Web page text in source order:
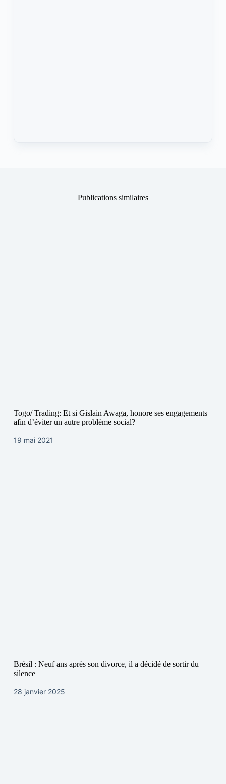
Publications similaires
Togo/ Trading: Et si Gislain Awaga, honore ses engagements
afin d’éviter un autre problème social?
19 mai 2021
Brésil : Neuf ans après son divorce, il a décidé de sortir du
silence
28 janvier 2025